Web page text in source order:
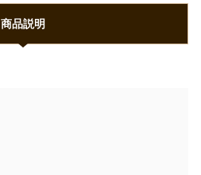
商品説明